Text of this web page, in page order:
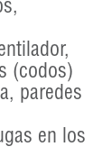
(codos)
paredes
en los